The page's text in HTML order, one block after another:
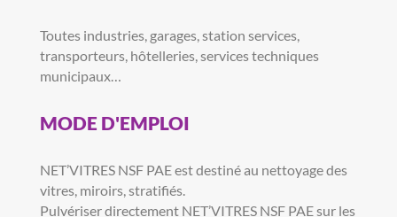
Toutes industries, garages, station services,
transporteurs, hôtelleries, services techniques
municipaux…
MODE D'EMPLOI
NET’VITRES NSF PAE est destiné au nettoyage des
vitres, miroirs, stratifiés.
Pulvériser directement NET’VITRES NSF PAE sur les